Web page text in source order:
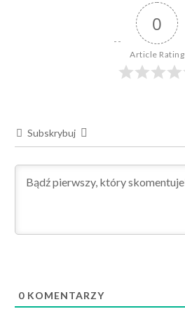
0
Article Rating
Subskrybuj
0 KOMENTARZY